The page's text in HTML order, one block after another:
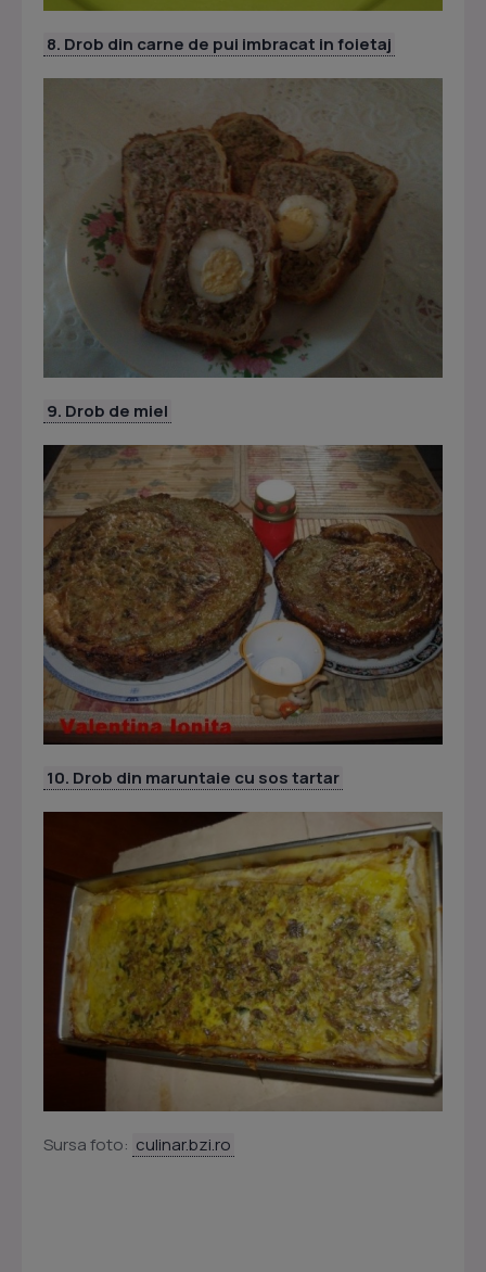
8. Drob din carne de pui imbracat in foietaj
9. Drob de miel
10. Drob din maruntaie cu sos tartar
Sursa foto: culinar.bzi.ro